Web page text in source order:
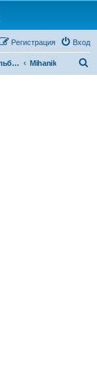
Вход
Регистрация
Личные альбомы Mihanik